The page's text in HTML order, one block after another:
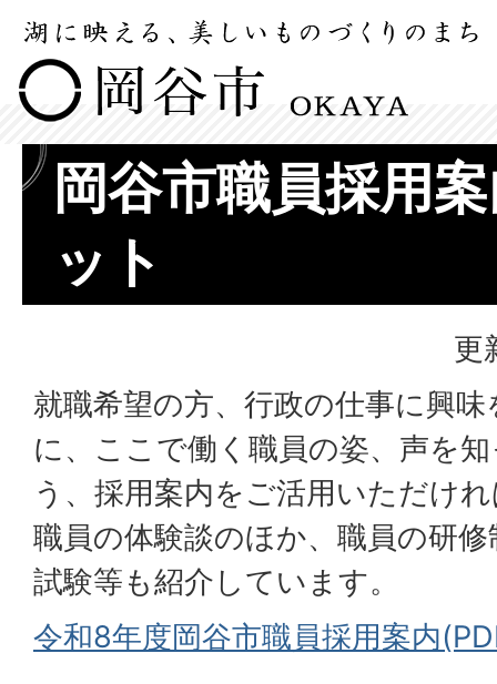
岡谷市職員採用
ット
更
就職希望の方、行政の仕事に興
に、ここで働く職員の姿、声を
う、採用案内をご活用いただけ
職員の体験談のほか、職員の研
試験等も紹介しています。
令和8年度岡谷市職員採用案内